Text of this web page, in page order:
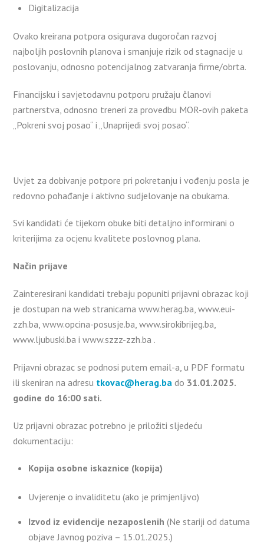
Digitalizacija
Ovako kreirana potpora osigurava dugoročan razvoj
najboljih poslovnih planova i smanjuje rizik od stagnacije u
poslovanju, odnosno potencijalnog zatvaranja firme/obrta.
Financijsku i savjetodavnu potporu pružaju članovi
partnerstva, odnosno treneri za provedbu MOR-ovih paketa
„Pokreni svoj posao“ i „Unaprijedi svoj posao“.
Uvjet za dobivanje potpore pri pokretanju i vođenju posla je
redovno pohađanje i aktivno sudjelovanje na obukama.
Svi kandidati će tijekom obuke biti detaljno informirani o
kriterijima za ocjenu kvalitete poslovnog plana.
Način prijave
Zainteresirani kandidati trebaju popuniti prijavni obrazac koji
je dostupan na web stranicama www.herag.ba, www.eui-
zzh.ba, www.opcina-posusje.ba, www.sirokibrijeg.ba,
www.ljubuski.ba i www.szzz-zzh.ba .
Prijavni obrazac se podnosi putem email-a, u PDF formatu
ili skeniran na adresu tkovac@herag.ba do 31.01.2025.
godine do 16:00 sati.
Uz prijavni obrazac potrebno je priložiti sljedeću
dokumentaciju:
Kopija osobne iskaznice (kopija)
Uvjerenje o invaliditetu (ako je primjenljivo)
Izvod iz evidencije nezaposlenih (Ne stariji od datuma
objave Javnog poziva – 15.01.2025.)